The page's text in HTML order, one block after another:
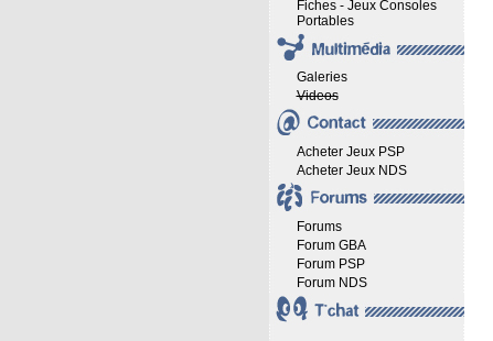
Fiches - Jeux Consoles
Portables
Galeries
Videos
Acheter Jeux PSP
Acheter Jeux NDS
Forums
Forum GBA
Forum PSP
Forum NDS